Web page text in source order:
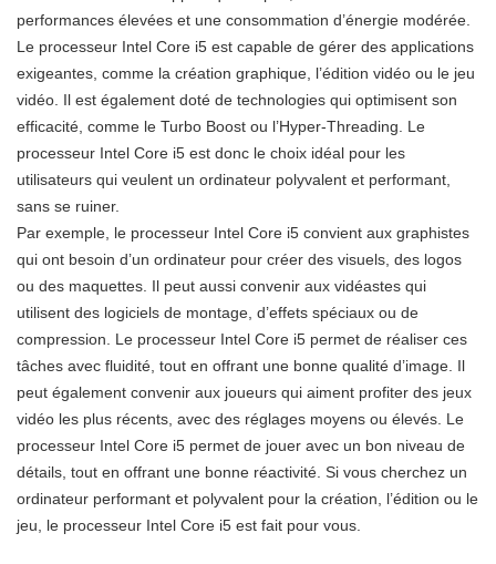
performances élevées et une consommation d’énergie modérée.
Le processeur Intel Core i5 est capable de gérer des applications
exigeantes, comme la création graphique, l’édition vidéo ou le jeu
vidéo. Il est également doté de technologies qui optimisent son
efficacité, comme le Turbo Boost ou l’Hyper-Threading. Le
processeur Intel Core i5 est donc le choix idéal pour les
utilisateurs qui veulent un ordinateur polyvalent et performant,
sans se ruiner.
Par exemple, le processeur Intel Core i5 convient aux graphistes
qui ont besoin d’un ordinateur pour créer des visuels, des logos
ou des maquettes. Il peut aussi convenir aux vidéastes qui
utilisent des logiciels de montage, d’effets spéciaux ou de
compression. Le processeur Intel Core i5 permet de réaliser ces
tâches avec fluidité, tout en offrant une bonne qualité d’image. Il
peut également convenir aux joueurs qui aiment profiter des jeux
vidéo les plus récents, avec des réglages moyens ou élevés. Le
processeur Intel Core i5 permet de jouer avec un bon niveau de
détails, tout en offrant une bonne réactivité. Si vous cherchez un
ordinateur performant et polyvalent pour la création, l’édition ou le
jeu, le processeur Intel Core i5 est fait pour vous.